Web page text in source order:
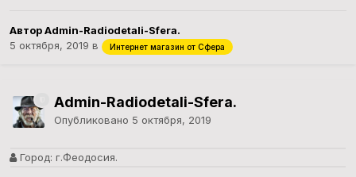
АвторAdmin-Radiodetali-Sfera.
5 октября, 2019 в Интернет магазин от Сфера
Admin-Radiodetali-Sfera.
Опубликовано 5 октября, 2019
Город: г.Феодосия.